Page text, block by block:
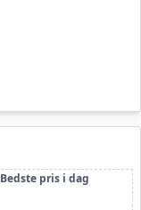
Bedste pris i dag